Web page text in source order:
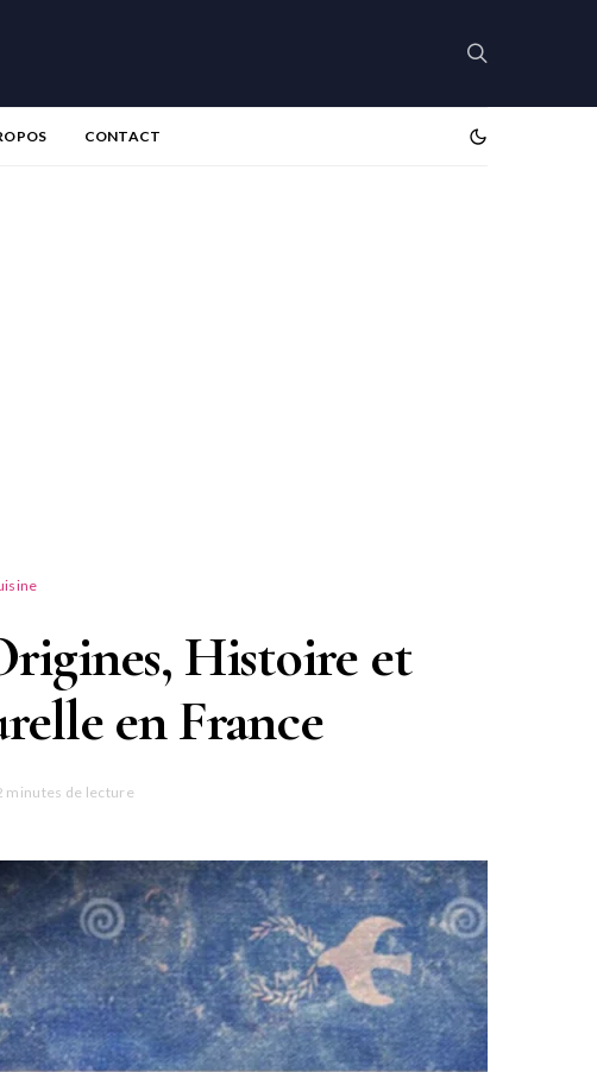
CONTACT
Histoire et
en France
minutes de lecture